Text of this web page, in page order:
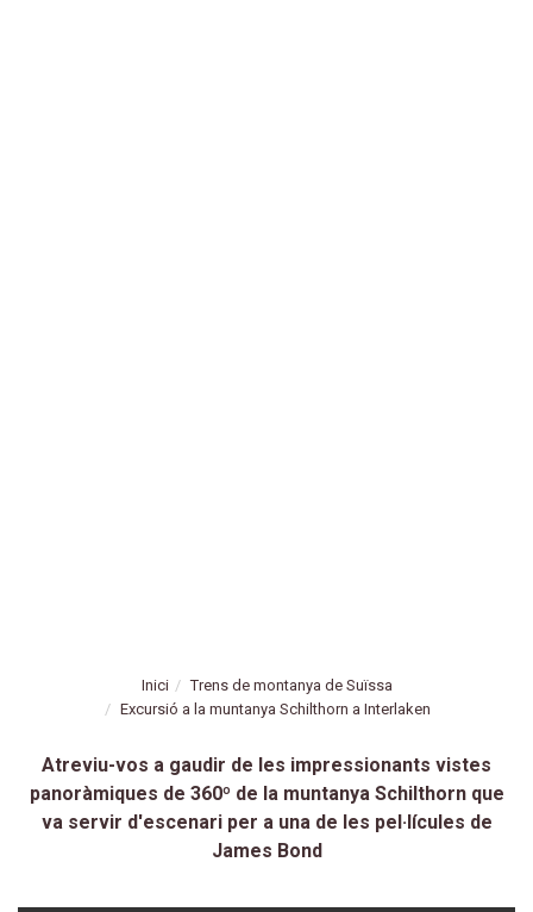
Inici
Trens de montanya de Suïssa
Excursió a la muntanya Schilthorn a Interlaken
Atreviu-vos a gaudir de les impressionants vistes
panoràmiques de 360º de la muntanya Schilthorn que
va servir d'escenari per a una de les pel·lícules de
James Bond